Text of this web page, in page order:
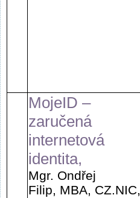
MojeID –
zaručená
internetová
identita,
Mgr. Ondřej
Filip, MBA, CZ.NIC,